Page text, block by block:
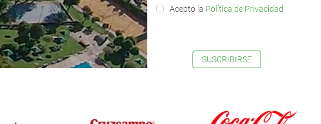
Acepto la Política de Privacidad
SUSCRIBIRSE